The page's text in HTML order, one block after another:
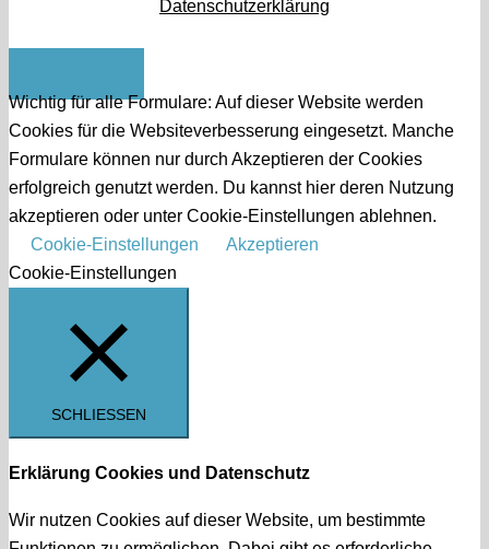
Datenschutzerklärung
Wichtig für alle Formulare: Auf dieser Website werden
Cookies für die Websiteverbesserung eingesetzt. Manche
Formulare können nur durch Akzeptieren der Cookies
erfolgreich genutzt werden. Du kannst hier deren Nutzung
akzeptieren oder unter Cookie-Einstellungen ablehnen.
Cookie-Einstellungen
Akzeptieren
Cookie-Einstellungen
SCHLIESSEN
Erklärung Cookies und Datenschutz
Wir nutzen Cookies auf dieser Website, um bestimmte